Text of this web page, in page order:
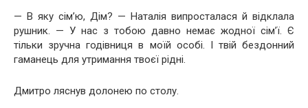
— В яку сім’ю, Дім? — Наталія випросталася й відклала
рушник. — У нас з тобою давно немає жодної сім’ї. Є
тільки зручна годівниця в моїй особі. І твій бездонний
гаманець для утримання твоєї рідні.
Дмитро ляснув долонею по столу.